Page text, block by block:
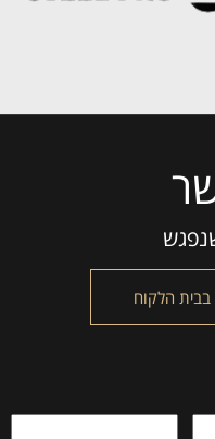
בבית הלקוח